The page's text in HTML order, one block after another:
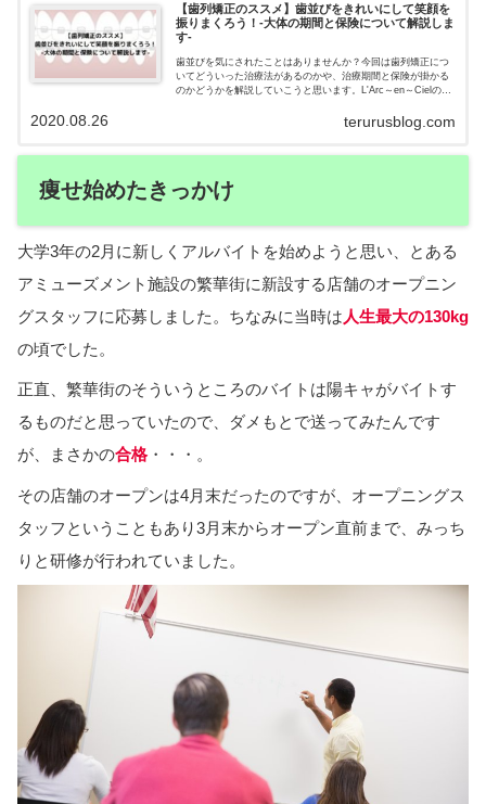
【歯列矯正のススメ】歯並びをきれいにして笑顔を
振りまくろう！-大体の期間と保険について解説しま
す-
歯並びを気にされたことはありませんか？今回は歯列矯正につ
いてどういった治療法があるのかや、治療期間と保険が掛かる
のかどうかを解説していこうと思います。L'Arc～en～Cielの
に思う方々にとって後押しになればいいなと思います。
terurusblog.com
2020.08.26
痩せ始めたきっかけ
大学3年の2月に新しくアルバイトを始めようと思い、とある
アミューズメント施設の繁華街に新設する店舗のオープニン
グスタッフに応募しました。ちなみに当時は 人生最大の130kg
の頃でした。
正直、繁華街のそういうところのバイトは陽キャがバイトす
るものだと思っていたので、ダメもとで送ってみたんです
が、まさかの合格・・・。
その店舗のオープンは4月末だったのですが、オープニングス
タッフということもあり3月末からオープン直前まで、みっち
りと研修が行われていました。